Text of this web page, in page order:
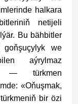
halkara
netijeli
Bu bähbitler
goňşuçylyk we
aýrylmaz
— türkmen
«Oňuşmak,
bir özi